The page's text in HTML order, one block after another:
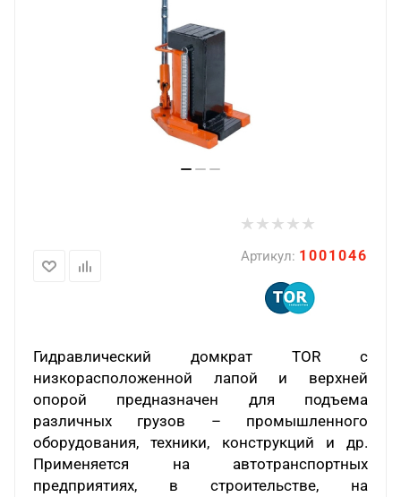
Артикул: 1001046
Гидравлический домкрат TOR с
низкорасположенной лапой и верхней
опорой предназначен для подъема
различных грузов – промышленного
оборудования, техники, конструкций и др.
Применяется на автотранспортных
предприятиях, в строительстве, на